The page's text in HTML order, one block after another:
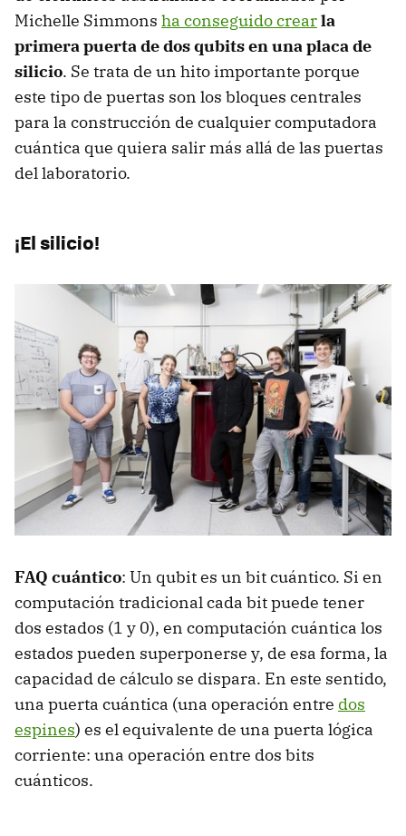
Michelle Simmons ha conseguido crearla
primera puerta de dos qubits en una placa de
silicio. Se trata de un hito importante porque
este tipo de puertas son los bloques centrales
para la construcción de cualquier computadora
cuántica que quiera salir más allá de las puertas
del laboratorio.
¡El silicio!
FAQ cuántico: Un qubit es un bit cuántico. Si en
computación tradicional cada bit puede tener
dos estados (1 y 0), en computación cuántica los
estados pueden superponerse y, de esa forma, la
capacidad de cálculo se dispara. En este sentido,
una puerta cuántica (una operación entre dos
espines) es el equivalente de una puerta lógica
corriente: una operación entre dos bits
cuánticos.